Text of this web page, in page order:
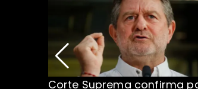
Corte Suprema confirma